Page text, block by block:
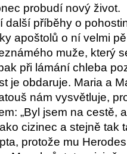
probudí nový život.
další příběhy o
apoštolů o ní velmi
muže, který
při lámání chleba
je obdaruje. Maria a
nám vysvětluje,
„Byl jsem na cestě,
cizinec a stejně tak
protože mu